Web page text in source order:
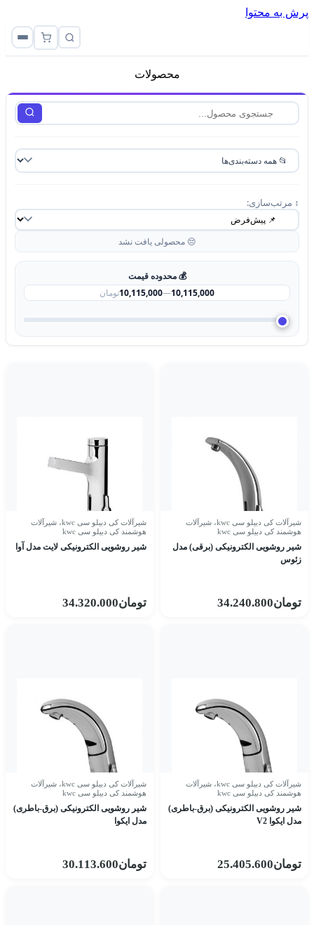
پرش به محتوا
محصولات
↕️ مرتب‌سازی:
😔 محصولی یافت نشد
💰 محدوده قیمت
10,115,000
—
10,115,000تومان
شیرآلات کی دبیلو سی kwc ، شیرآلات
هوشمند کی دبیلو سی kwc
شیر روشویی الکترونیکی (برقی) مدل
زئوس
تومان34.240.800
شیرآلات کی دبیلو سی kwc ، شیرآلات
هوشمند کی دبیلو سی kwc
شیر روشویی الکترونیکی لایت مدل آوا
تومان34.320.000
شیرآلات کی دبیلو سی kwc ، شیرآلات
هوشمند کی دبیلو سی kwc
شیر روشویی الکترونیکی (برق-باطری)
مدل ایکوا V2
تومان25.405.600
شیرآلات کی دبیلو سی kwc ، شیرآلات
هوشمند کی دبیلو سی kwc
شیر روشویی الکترونیکی (برق-باطری)
مدل ایکوا
تومان30.113.600